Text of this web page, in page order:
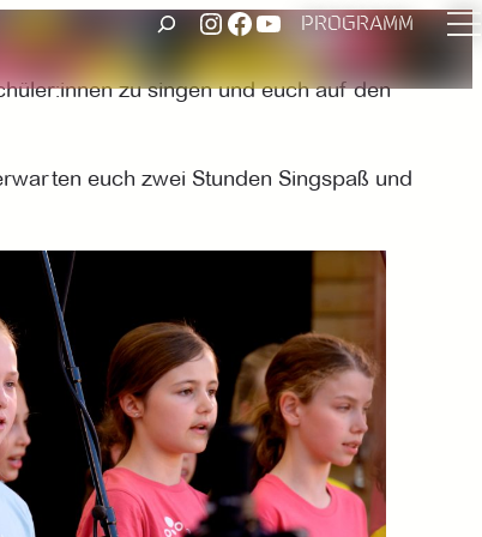
SUCHENUNSER INSTAGRAM ACCOUNT
FACEBOOK
UNSER YOUTUBE-KANALPROGRAMM
zu singen und euch auf den
euch zwei Stunden Singspaß und